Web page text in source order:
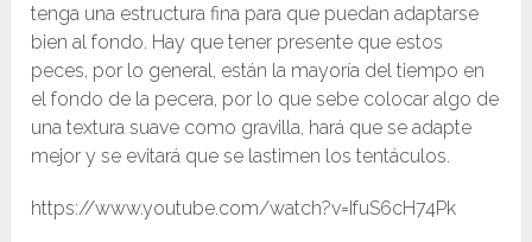
tenga una estructura fina para que puedan adaptarse
bien al fondo. Hay que tener presente que estos
peces, por lo general, están la mayoría del tiempo en
el fondo de la pecera, por lo que sebe colocar algo de
una textura suave como gravilla, hará que se adapte
mejor y se evitará que se lastimen los tentáculos.
https://www.youtube.com/watch?v=IfuS6cH74Pk